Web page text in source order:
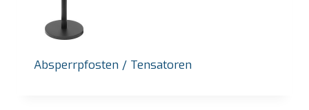
Absperrpfosten / Tensatoren